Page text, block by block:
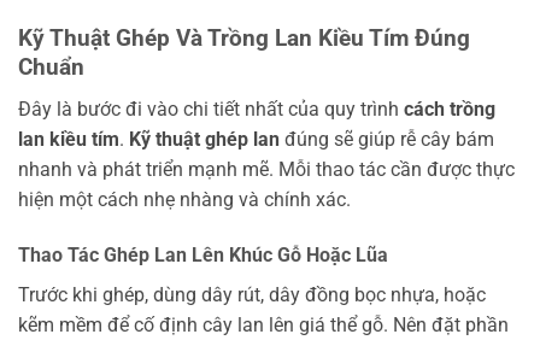
Kỹ Thuật Ghép Và Trồng Lan Kiều Tím Đúng
Chuẩn
Đây là bước đi vào chi tiết nhất của quy trình cách trồng
lan kiều tím. Kỹ thuật ghép lan đúng sẽ giúp rễ cây bám
nhanh và phát triển mạnh mẽ. Mỗi thao tác cần được thực
hiện một cách nhẹ nhàng và chính xác.
Thao Tác Ghép Lan Lên Khúc Gỗ Hoặc Lũa
Trước khi ghép, dùng dây rút, dây đồng bọc nhựa, hoặc
kẽm mềm để cố định cây lan lên giá thể gỗ. Nên đặt phần